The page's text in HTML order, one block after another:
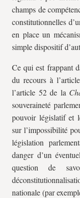
champs de
constitutionnelles
en place un
simple dispositif
Ce qui est frappant
du recours à
l’article 52 de la
souveraineté
pouvoir législatif et
sur l’impossibilité
législation
danger d’un
question de
nationale (par